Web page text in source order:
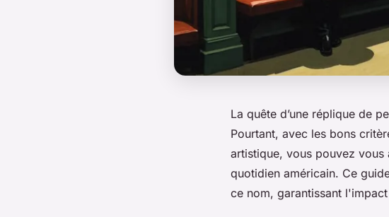
La quête d’une réplique de
Pourtant, avec les bons
artistique, vous pouvez
quotidien américain. Ce
ce nom, garantissant